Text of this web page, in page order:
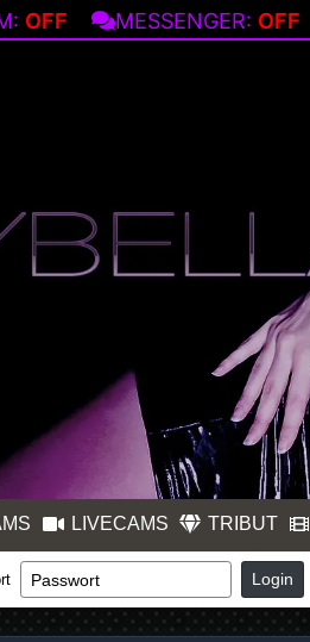
OFF MESSENGER: OFF
LIVECAMS TRIBUT
Login